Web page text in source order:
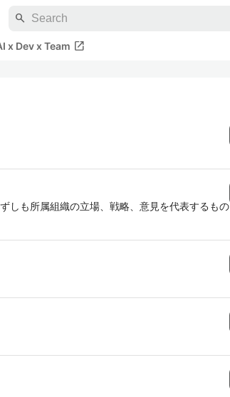
search
x Dev x Team open_in_new
しも所属組織の立場、戦略、意見を代表するもの